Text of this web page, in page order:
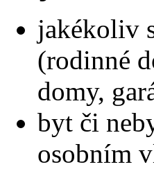
jakékoliv
(rodinné
domy,
byt či
osobním